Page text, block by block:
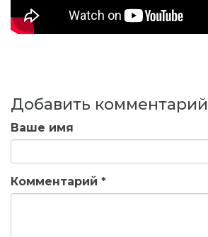
Добавить комментарий
Ваше имя
Комментарий *